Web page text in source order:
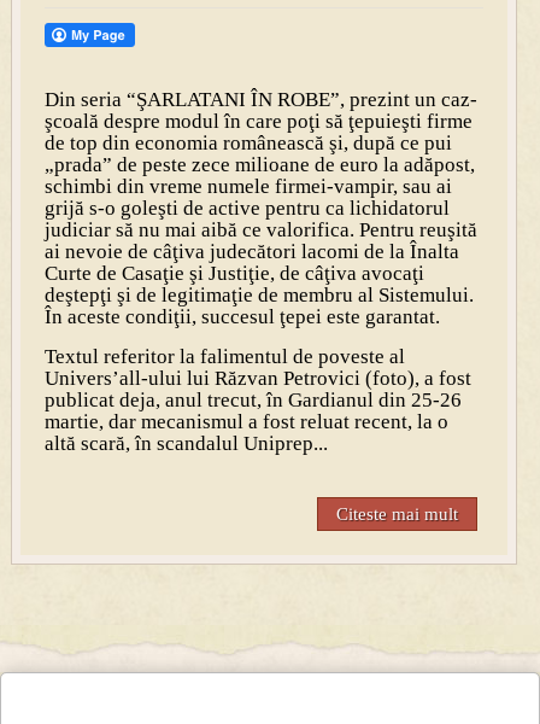
Din seria “ŞARLATANI ÎN ROBE”, prezint un caz-
şcoală despre modul în care poţi să ţepuieşti firme
de top din economia românească şi, după ce pui
„prada” de peste zece milioane de euro la adăpost,
schimbi din vreme numele firmei-vampir, sau ai
grijă s-o goleşti de active pentru ca lichidatorul
judiciar să nu mai aibă ce valorifica. Pentru reuşită
ai nevoie de câţiva judecători lacomi de la Înalta
Curte de Casaţie şi Justiţie, de câţiva avocaţi
deştepţi şi de legitimaţie de membru al Sistemului.
În aceste condiţii, succesul ţepei este garantat.
Textul referitor la falimentul de poveste al
Univers’all-ului lui Răzvan Petrovici (foto), a fost
publicat deja, anul trecut, în Gardianul din 25-26
martie, dar mecanismul a fost reluat recent, la o
altă scară, în scandalul Uniprep...
Citeste mai mult